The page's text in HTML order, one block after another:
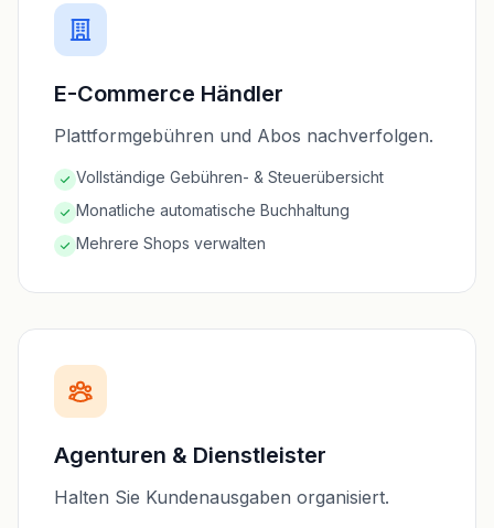
E-Commerce Händler
Plattformgebühren und Abos nachverfolgen.
Vollständige Gebühren- & Steuerübersicht
Monatliche automatische Buchhaltung
Mehrere Shops verwalten
Agenturen & Dienstleister
Halten Sie Kundenausgaben organisiert.